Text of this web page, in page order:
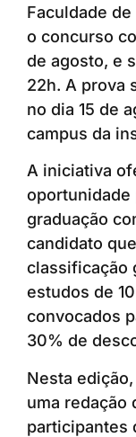
Faculdade
o concurso
de agosto, e
22h. A prova
no dia 15 de
campus da
A iniciativa
oportunidade
graduação
candidato
classificação
estudos de
convocados
30% de
Nesta
uma redação
participantes